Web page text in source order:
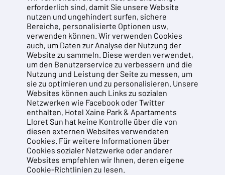
erforderlich sind, damit Sie unsere Website
nutzen und ungehindert surfen, sichere
Bereiche, personalisierte Optionen usw.
verwenden können. Wir verwenden Cookies
auch, um Daten zur Analyse der Nutzung der
Website zu sammeln. Diese werden verwendet,
um den Benutzerservice zu verbessern und die
Nutzung und Leistung der Seite zu messen, um
sie zu optimieren und zu personalisieren. Unsere
Websites können auch Links zu sozialen
Netzwerken wie Facebook oder Twitter
enthalten. Hotel Xaine Park & Apartaments
Lloret Sun hat keine Kontrolle über die von
diesen externen Websites verwendeten
Cookies. Für weitere Informationen über
Cookies sozialer Netzwerke oder anderer
Websites empfehlen wir Ihnen, deren eigene
Cookie-Richtlinien zu lesen.